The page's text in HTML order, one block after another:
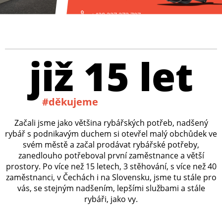
+420 227 272 797
již 15 let
#děkujeme
Začali jsme jako většina rybářských potřeb, nadšený
rybář s podnikavým duchem si otevřel malý obchůdek ve
svém městě a začal prodávat rybářské potřeby,
zanedlouho potřeboval první zaměstnance a větší
prostory. Po více než 15 letech, 3 stěhování, s více než 40
zaměstnanci, v Čechách i na Slovensku, jsme tu stále pro
vás, se stejným nadšením, lepšími službami a stále
rybáři, jako vy.